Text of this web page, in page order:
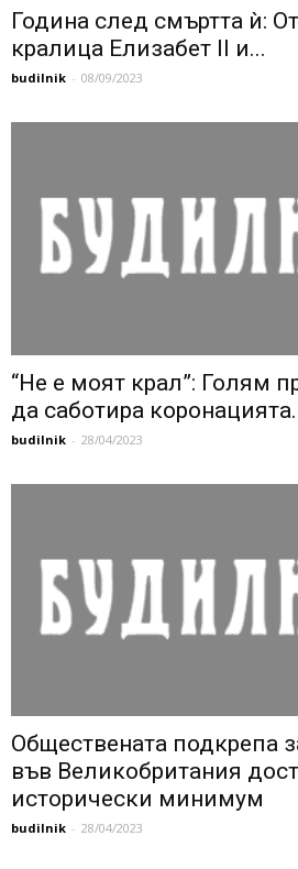
Година след смъртта ѝ:
кралица Елизабет II и...
budilnik - 08/09/2023
“Не е моят крал”: Голям
да саботира
budilnik - 28/04/2023
Обществената подкрепа
във Великобритания
исторически минимум
budilnik - 28/04/2023